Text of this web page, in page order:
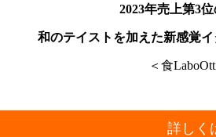
2023年売上第3
和のテイストを加えた新感覚イ
＜食
詳しく